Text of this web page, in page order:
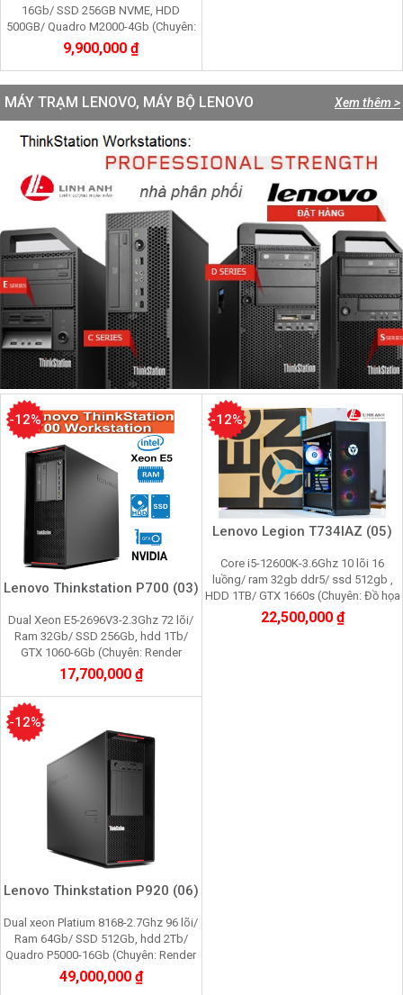
16Gb/ SSD 256GB NVME, HDD
500GB/ Quadro M2000-4Gb (Chuyên:
Dựng, render 3D, Video 2K, máy ảo
vmware)
9,900,000 ₫
Xem thêm >
MÁY TRẠM LENOVO, MÁY BỘ LENOVO
Lenovo Thinkstation P700 (03)
Dual Xeon E5-2696V3-2.3Ghz 72 lõi/
Ram 32Gb/ SSD 256Gb, hdd 1Tb/
GTX 1060-6Gb (Chuyên: Render
3d,film 4K,máy ảo,giả lập nox,,cầy
youtube, facebook)
17,700,000 ₫
-12%
Lenovo Legion T734IAZ (05)
Core i5-12600K-3.6Ghz 10 lõi 16
luồng/ ram 32gb ddr5/ ssd 512gb ,
HDD 1TB/ GTX 1660s (Chuyên: Đồ họa
3d, film 4K, cầy Pi node, youtube,
facebook, gami
22,500,000 ₫
-12%
Lenovo Thinkstation P920 (06)
Dual xeon Platium 8168-2.7Ghz 96 lõi/
Ram 64Gb/ SSD 512Gb, hdd 2Tb/
Quadro P5000-16Gb (Chuyên: Render
3d, Edit video, máy ảo, ,giả lập game,
youtube)
49,000,000 ₫
-12%